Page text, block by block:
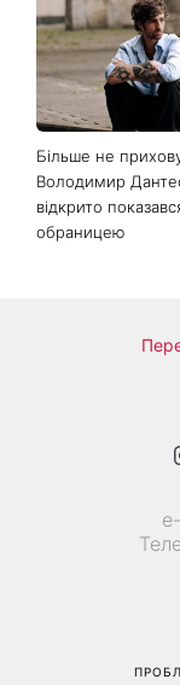
Більше не
Володимир
відкрито
обраницею